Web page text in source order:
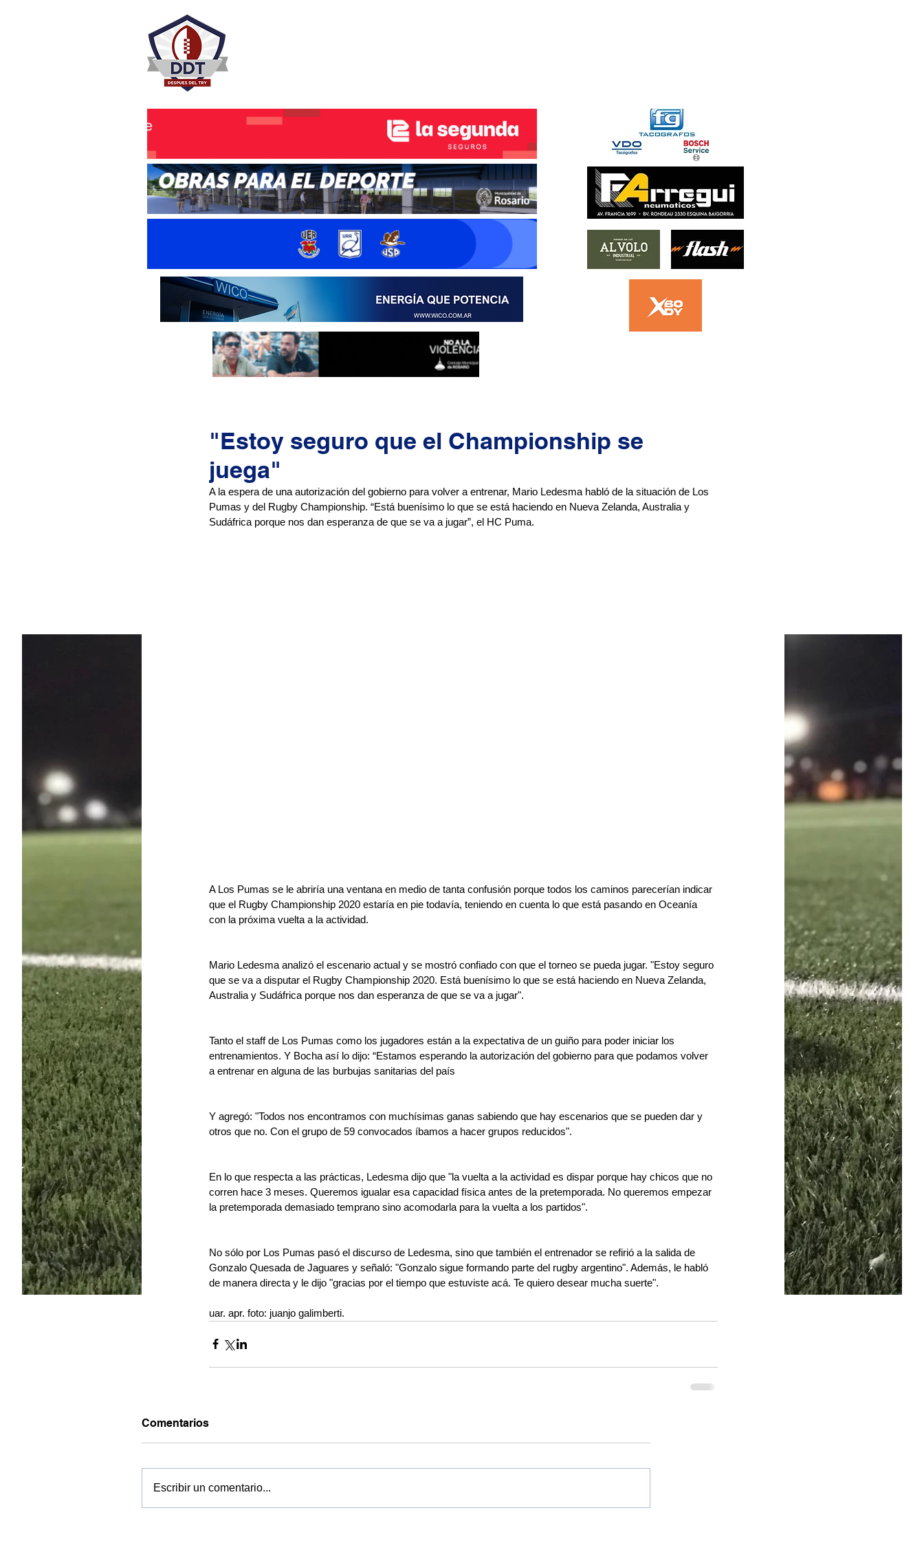
"Estoy seguro que el Championship se
juega"
A la espera de una autorización del gobierno para volver a entrenar, Mario Ledesma habló de la situación de Los
Pumas y del Rugby Championship. “Está buenísimo lo que se está haciendo en Nueva Zelanda, Australia y
Sudáfrica porque nos dan esperanza de que se va a jugar”, el HC Puma.
A Los Pumas se le abriría una ventana en medio de tanta confusión porque todos los caminos parecerían indicar
que el Rugby Championship 2020 estaría en pie todavía, teniendo en cuenta lo que está pasando en Oceanía
con la próxima vuelta a la actividad.
Mario Ledesma analizó el escenario actual y se mostró confiado con que el torneo se pueda jugar. "Estoy seguro
que se va a disputar el Rugby Championship 2020. Está buenísimo lo que se está haciendo en Nueva Zelanda,
Australia y Sudáfrica porque nos dan esperanza de que se va a jugar".
Tanto el staff de Los Pumas como los jugadores están a la expectativa de un guiño para poder iniciar los
entrenamientos. Y Bocha así lo dijo: “Estamos esperando la autorización del gobierno para que podamos volver
a entrenar en alguna de las burbujas sanitarias del país
Y agregó: "Todos nos encontramos con muchísimas ganas sabiendo que hay escenarios que se pueden dar y
otros que no. Con el grupo de 59 convocados íbamos a hacer grupos reducidos".
En lo que respecta a las prácticas, Ledesma dijo que "la vuelta a la actividad es dispar porque hay chicos que no
corren hace 3 meses. Queremos igualar esa capacidad física antes de la pretemporada. No queremos empezar
la pretemporada demasiado temprano sino acomodarla para la vuelta a los partidos".
No sólo por Los Pumas pasó el discurso de Ledesma, sino que también el entrenador se refirió a la salida de
Gonzalo Quesada de Jaguares y señaló: "Gonzalo sigue formando parte del rugby argentino". Además, le habló
de manera directa y le dijo "gracias por el tiempo que estuviste acá. Te quiero desear mucha suerte".
uar. apr. foto: juanjo galimberti.
Comentarios
Escribir un comentario...